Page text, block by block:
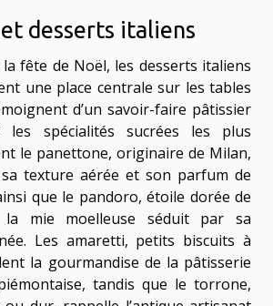
desserts italiens
la fête de Noël, les desserts italiens
une place centrale sur les tables
d’un savoir-faire pâtissier
les spécialités sucrées les plus
le panettone, originaire de Milan,
texture aérée et son parfum de
que le pandoro, étoile dorée de
la mie moelleuse séduit par sa
Les amaretti, petits biscuits à
la gourmandise de la pâtisserie
tandis que le torrone,